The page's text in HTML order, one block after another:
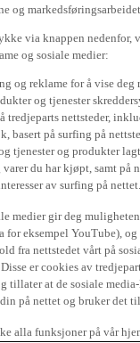
og markedsføringsarbeidet.
via knappen nedenfor,
og sosiale medier:
og reklame for å vise deg
og tjenester
tredjeparts nettsteder,
basert på surfing på
tjenester og produkter
du har kjøpt, samt på
av surfing på nettet.
medier gir deg
for eksempel YouTube), og
fra nettstedet vårt på
er cookies av
tillater at de sosiale
på nettet og bruker det
alla funksjoner på vår